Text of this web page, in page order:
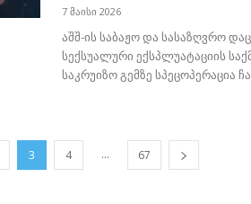
7 მაისი 2026
აშშ-ის საბაჟო და სასაზღვრო
სექსუალური ექსპლუატაციის
საკრუიზო გემზე სპეცოპერაცია
3 4 ... 67